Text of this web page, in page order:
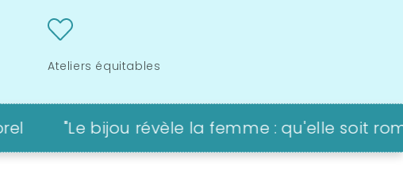
Ateliers équitables
"Le bijou révèle la femme : qu'elle soit